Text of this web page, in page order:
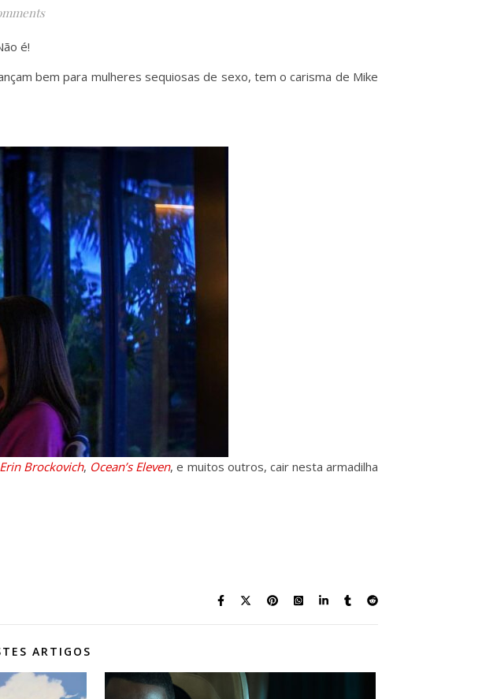
é!
bem para mulheres sequiosas de sexo, tem o carisma de Mike
Erin Brockovich, Ocean’s Eleven, e muitos outros, cair nesta armadilha
ARTIGOS